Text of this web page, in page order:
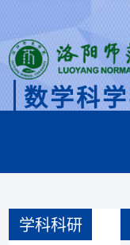
数学科
学科科研